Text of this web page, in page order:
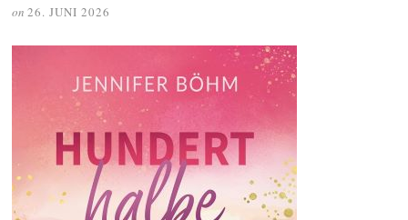
on 26. JUNI 2026